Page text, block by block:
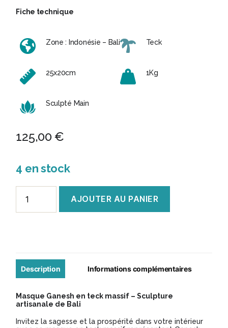
Fiche technique
Zone : Indonésie – Bali
25x20cm
Sculpté Main
Teck
1Kg
125,00€
4 en stock
Teck
AJOUTER AU PANIER
Description Informations complémentaires
Masque Ganesh en teck massif – Sculpture
artisanale de Bali
Invitez la sagesse et la prospérité dans votre intérieur